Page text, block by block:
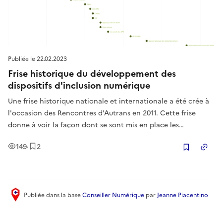
Publiée le22.02.2023
Frise historique du développement des
dispositifs d'inclusion numérique
Une frise historique nationale et internationale a été crée à
l'occasion des Rencontres d'Autrans en 2011. Cette frise
donne à voir la façon dont se sont mis en place les
149Vues
· 2Enregistrement
Publiéedans la baseConseiller Numérique parJeanne Piacentino